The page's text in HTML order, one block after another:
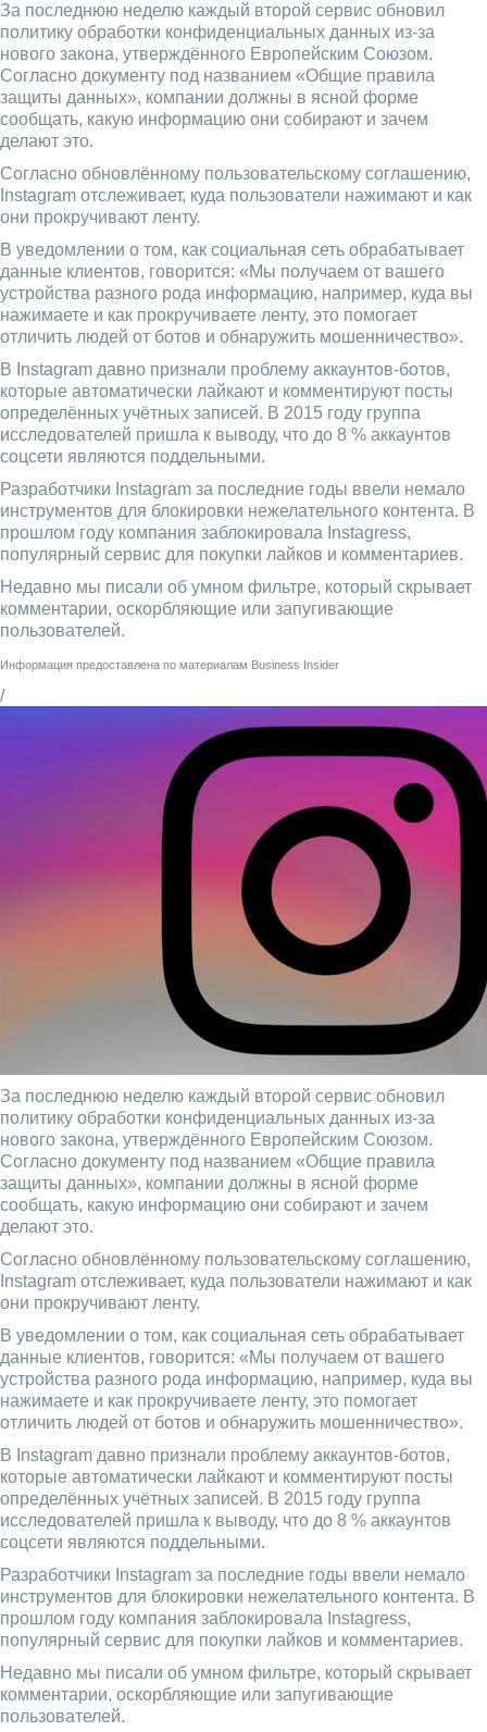
За последнюю неделю каждый второй сервис обновил
политику обработки конфиденциальных данных из-за
нового закона, утверждённого Европейским Союзом.
Согласно документу под названием «Общие правила
защиты данных», компании должны в ясной форме
сообщать, какую информацию они собирают и зачем
делают это.
Согласно обновлённому пользовательскому соглашению,
Instagram отслеживает, куда пользователи нажимают и как
они прокручивают ленту.
В уведомлении о том, как социальная сеть обрабатывает
данные клиентов, говорится: «Мы получаем от вашего
устройства разного рода информацию, например, куда вы
нажимаете и как прокручиваете ленту, это помогает
отличить людей от ботов и обнаружить мошенничество».
В Instagram давно признали проблему аккаунтов-ботов,
которые автоматически лайкают и комментируют посты
определённых учётных записей. В 2015 году группа
исследователей пришла к выводу, что до 8 % аккаунтов
соцсети являются поддельными.
Разработчики Instagram за последние годы ввели немало
инструментов для блокировки нежелательного контента. В
прошлом году компания заблокировала Instagress,
популярный сервис для покупки лайков и комментариев.
Недавно мы писали об умном фильтре, который скрывает
комментарии, оскорбляющие или запугивающие
пользователей.
Информация предоставлена по материалам Business Insider
/
За последнюю неделю каждый второй сервис обновил
политику обработки конфиденциальных данных из-за
нового закона, утверждённого Европейским Союзом.
Согласно документу под названием «Общие правила
защиты данных», компании должны в ясной форме
сообщать, какую информацию они собирают и зачем
делают это.
Согласно обновлённому пользовательскому соглашению,
Instagram отслеживает, куда пользователи нажимают и как
они прокручивают ленту.
В уведомлении о том, как социальная сеть обрабатывает
данные клиентов, говорится: «Мы получаем от вашего
устройства разного рода информацию, например, куда вы
нажимаете и как прокручиваете ленту, это помогает
отличить людей от ботов и обнаружить мошенничество».
В Instagram давно признали проблему аккаунтов-ботов,
которые автоматически лайкают и комментируют посты
определённых учётных записей. В 2015 году группа
исследователей пришла к выводу, что до 8 % аккаунтов
соцсети являются поддельными.
Разработчики Instagram за последние годы ввели немало
инструментов для блокировки нежелательного контента. В
прошлом году компания заблокировала Instagress,
популярный сервис для покупки лайков и комментариев.
Недавно мы писали об умном фильтре, который скрывает
комментарии, оскорбляющие или запугивающие
пользователей.